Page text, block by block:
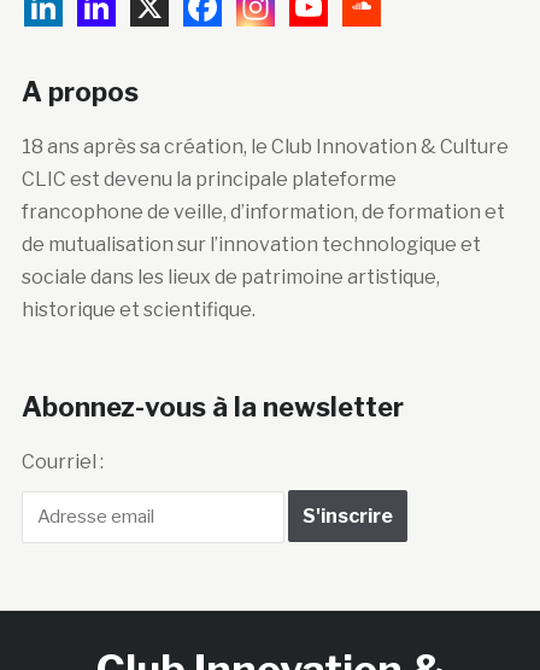
A propos
18 ans après sa création, le Club Innovation & Culture
CLIC est devenu la principale plateforme
francophone de veille, d’information, de formation et
de mutualisation sur l’innovation technologique et
sociale dans les lieux de patrimoine artistique,
historique et scientifique.
Abonnez-vous à la newsletter
Courriel :